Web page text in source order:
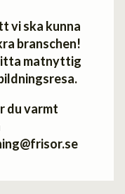
vi ska kunna
branschen!
matnyttig
du varmt